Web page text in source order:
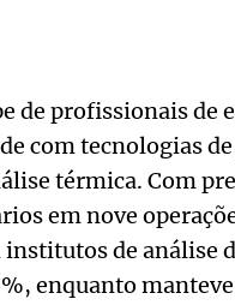
de profissionais
com tecnologias
térmica. Com
em nove
de análise
enquanto